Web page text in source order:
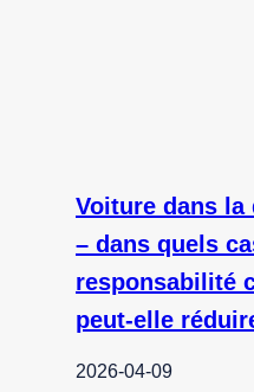
Voiture dans la
– dans quels
responsabilité
peut‑elle
2026-04-09